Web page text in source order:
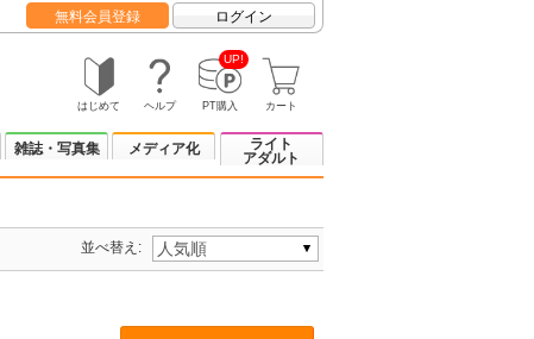
無料会員登録 ログイン
はじめて ヘルプ
UP!
PT購入 カート
雑誌・写真集 メディア化
ライト
アダルト
並べ替え: